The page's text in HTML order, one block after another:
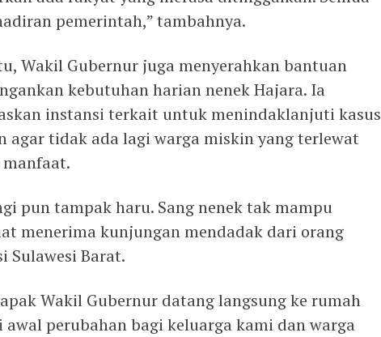
pemerintah,” tambahnya.
Wakil Gubernur juga menyerahkan bantuan
kebutuhan harian nenek Hajara. Ia
instansi terkait untuk menindaklanjuti kasus
agar tidak ada lagi warga miskin yang terlewat
pun tampak haru. Sang nenek tak mampu
menerima kunjungan mendadak dari orang
Sulawesi Barat.
Wakil Gubernur datang langsung ke rumah
awal perubahan bagi keluarga kami dan warga